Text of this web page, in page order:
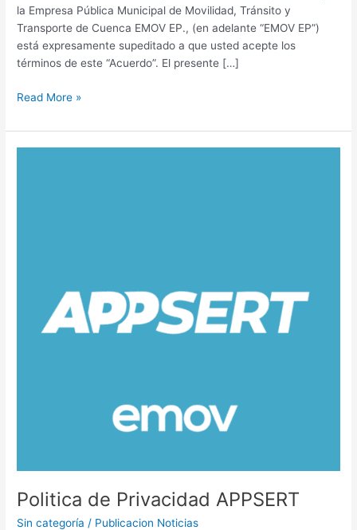
la Empresa Pública Municipal de Movilidad, Tránsito y
Transporte de Cuenca EMOV EP., (en adelante “EMOV EP”)
está expresamente supeditado a que usted acepte los
términos de este “Acuerdo”. El presente […]
Read More »
Politica de Privacidad APPSERT
Sin categoría / Publicacion Noticias